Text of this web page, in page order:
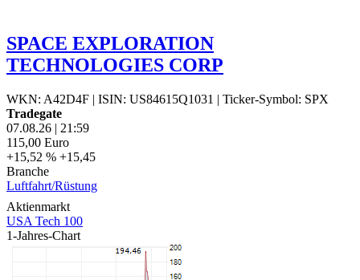
SPACE EXPLORATION
TECHNOLOGIES CORP
WKN: A42D4F | ISIN: US84615Q1031 | Ticker-Symbol: SPX
Tradegate
07.08.26 | 21:59
115,00 Euro
+15,52 % +15,45
Branche
Luftfahrt/Rüstung
Aktienmarkt
USA Tech 100
1-Jahres-Chart